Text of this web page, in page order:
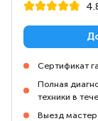
Сертификат
Полная
техники в
Выезд